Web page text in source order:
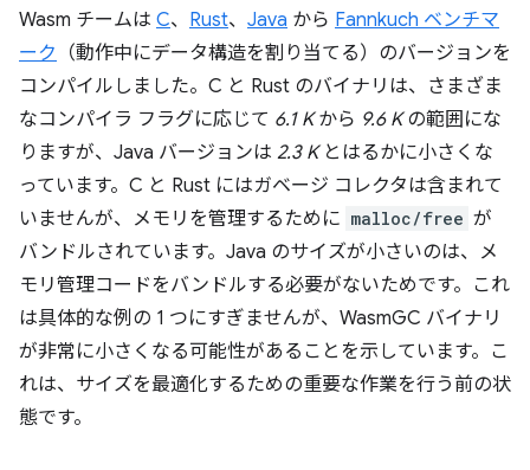
Wasm チームは C、 Rust、 Java から Fannkuch ベンチマ
ーク （動作中にデータ構造を割り当てる）のバージョンを
コンパイルしました。C と Rust のバイナリは、さまざま
なコンパイラ フラグに応じて 6.1 Kから 9.6 Kの範囲にな
りますが、Java バージョンは 2.3 Kとはるかに小さくな
っています。C と Rust にはガベージ コレクタは含まれて
いませんが、メモリを管理するために malloc/free が
バンドルされています。Java のサイズが小さいのは、メ
モリ管理コードをバンドルする必要がないためです。これ
は具体的な例の 1 つにすぎませんが、WasmGC バイナリ
が非常に小さくなる可能性があることを示しています。こ
れは、サイズを最適化するための重要な作業を行う前の状
態です。